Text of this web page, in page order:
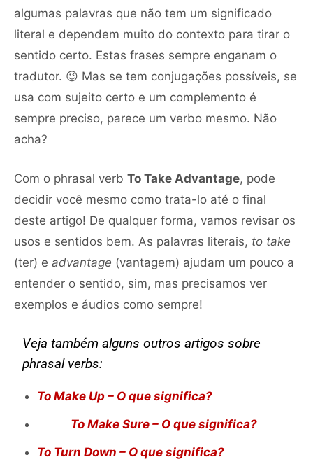
algumas palavras que não tem um significado
literal e dependem muito do contexto para tirar o
sentido certo. Estas frases sempre enganam o
tradutor. 😉 Mas se tem conjugações possíveis, se
usa com sujeito certo e um complemento é
sempre preciso, parece um verbo mesmo. Não
acha?
Com o phrasal verb To Take Advantage, pode
decidir você mesmo como trata-lo até o final
deste artigo! De qualquer forma, vamos revisar os
usos e sentidos bem. As palavras literais, to take
(ter) e advantage (vantagem) ajudam um pouco a
entender o sentido, sim, mas precisamos ver
exemplos e áudios como sempre!
Veja também alguns outros artigos sobre
phrasal verbs:
To Make Up – O que significa?
To Make Sure – O que significa?
To Turn Down – O que significa?